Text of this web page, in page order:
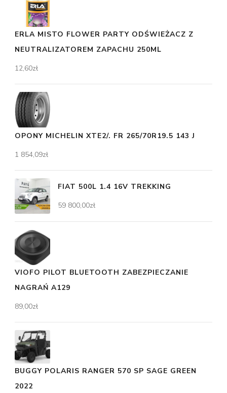
ERLA MISTO FLOWER PARTY ODŚWIEŻACZ Z
NEUTRALIZATOREM ZAPACHU 250ML
12,60zł
OPONY MICHELIN XTE2/. FR 265/70R19.5 143 J
1 854,09zł
FIAT 500L 1.4 16V TREKKING
59 800,00zł
VIOFO PILOT BLUETOOTH ZABEZPIECZANIE
NAGRAŃ A129
89,00zł
BUGGY POLARIS RANGER 570 SP SAGE GREEN
2022